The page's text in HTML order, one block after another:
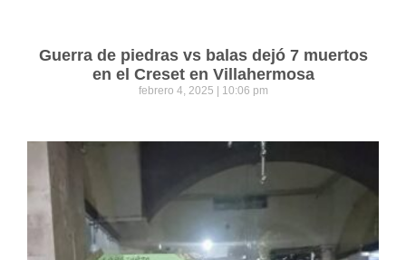
Guerra de piedras vs balas dejó 7 muertos
en el Creset en Villahermosa
febrero 4, 2025 10:06 pm